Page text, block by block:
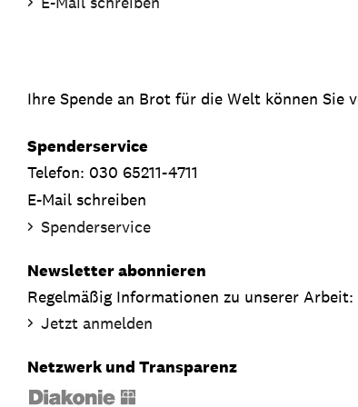
Ihre Spende an Brot für die Welt können Sie
Spenderservice
Telefon: 030 65211-4711
E-Mail schreiben
Spenderservice
Newsletter abonnieren
Regelmäßig Informationen zu unserer Arbeit:
Jetzt anmelden
Netzwerk und Transparenz